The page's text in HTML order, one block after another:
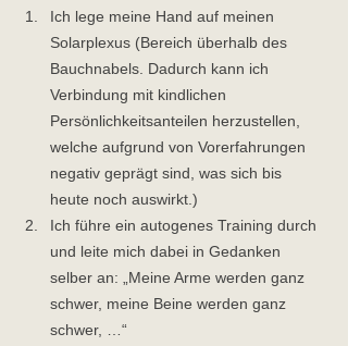
Ich lege meine Hand auf meinen
Solarplexus (Bereich überhalb des
Bauchnabels. Dadurch kann ich
Verbindung mit kindlichen
Persönlichkeitsanteilen herzustellen,
welche aufgrund von Vorerfahrungen
negativ geprägt sind, was sich bis
heute noch auswirkt.)
Ich führe ein autogenes Training durch
und leite mich dabei in Gedanken
selber an: „Meine Arme werden ganz
schwer, meine Beine werden ganz
schwer, …“